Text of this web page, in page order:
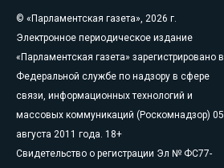
© «Парламентская газета», 2026 г.
Электронное периодическое издание
«Парламентская газета» зарегистрировано в
Федеральной службе по надзору в сфере
связи, информационных технологий и
массовых коммуникаций (Роскомнадзор) 05
августа 2011 года. 18+
Свидетельство о регистрации Эл № ФС77-